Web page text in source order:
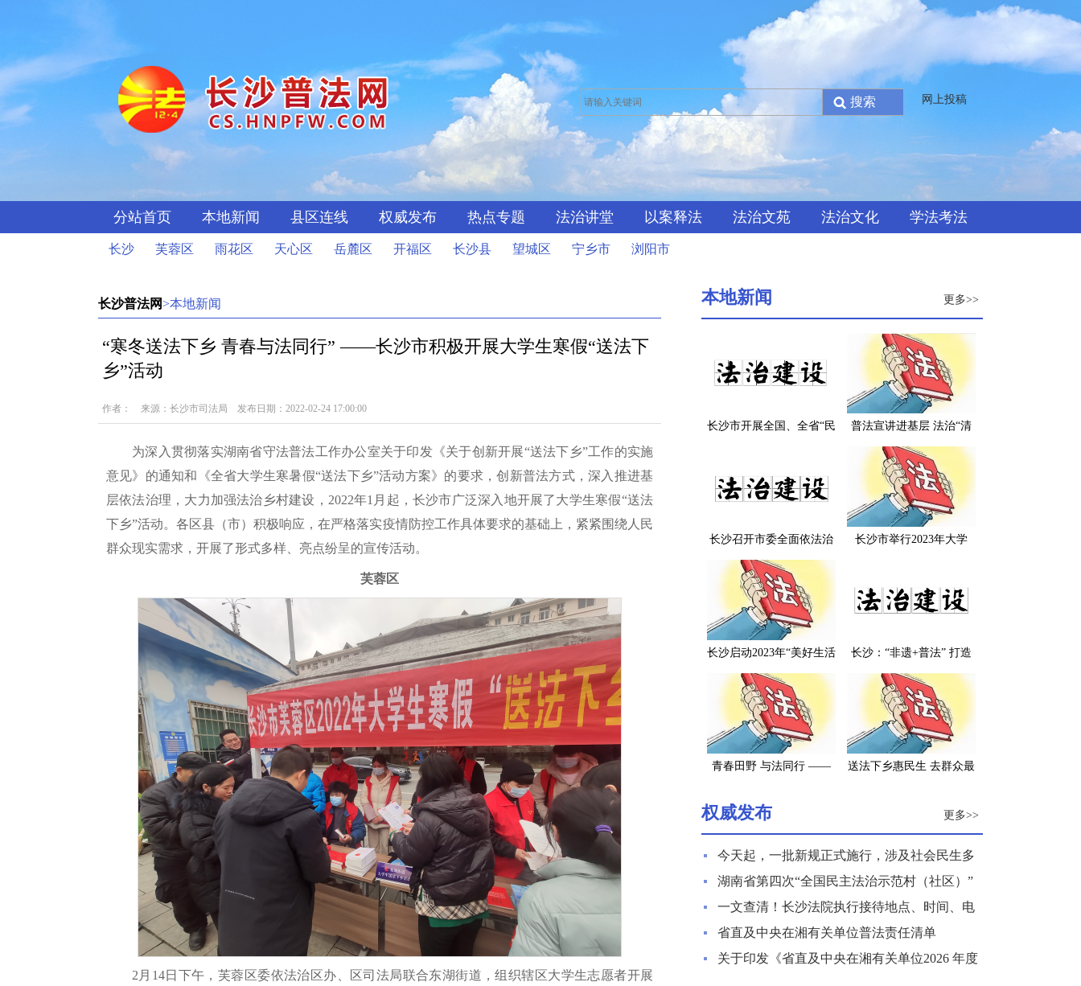
网上投稿
分站首页 本地新闻 县区连线 权威发布 热点专题 法治讲堂 以案释法 法治文苑 法治文化 学法考法
长沙 芙蓉区 雨花区 天心区 岳麓区 开福区 长沙县 望城区 宁乡市 浏阳市
长沙普法网>本地新闻
“寒冬送法下乡 青春与法同行” ——长沙市积极开展大学生寒假“送法下
乡”活动
作者： 来源：长沙市司法局 发布日期：2022-02-24 17:00:00
为深入贯彻落实湖南省守法普法工作办公室关于印发《关于创新开展“送法下乡”工作的实施
意见》的通知和《全省大学生寒暑假“送法下乡”活动方案》的要求，创新普法方式，深入推进基
层依法治理，大力加强法治乡村建设，2022年1月起，长沙市广泛深入地开展了大学生寒假“送法
下乡”活动。各区县（市）积极响应，在严格落实疫情防控工作具体要求的基础上，紧紧围绕人民
群众现实需求，开展了形式多样、亮点纷呈的宣传活动。
芙蓉区
2月14日下午，芙蓉区委依法治区办、区司法局联合东湖街道，组织辖区大学生志愿者开展
本地新闻 更多>>
长沙市开展全国、全省“民
普法宣讲进基层 法治“清
风”引清凉 ——长沙市司
法局扎实推进“送法进基
层”法治宣讲活动
长沙召开市委全面依法治
市委员会守法普法协调小
组暨全市“八五”普法中期
评估验收调度会
长沙市举行2023年大学
长沙启动2023年“美好生活
·民法典相伴”主题宣传
暨“送法进基层”法治宣讲
活动
长沙：“非遗+普法” 打造
法治文化新品牌
青春田野 与法同行 ——
假“送法下乡”活动纪实
送法下乡惠民生 去群众最
权威发布 更多>>
今天起，一批新规正式施行，涉及社会民生多
个领域
湖南省第四次“全国民主法治示范村（社区）”
复核结果公示
一文查清！长沙法院执行接待地点、时间、电
话来了
省直及中央在湘有关单位普法责任清单
关于印发《省直及中央在湘有关单位2026 年度